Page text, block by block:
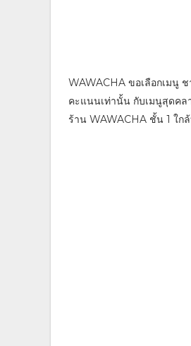
WAWACHA ขอเลือกเมนู
คะแนนเท่านั้น กับเมนูสุดค
ร้าน WAWACHA ชั้น 1 ใก